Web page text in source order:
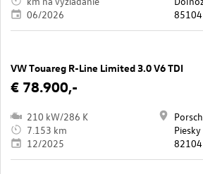
06/2026
VW Touareg R-Line Limited 3.0 V6 TDI
€ 78.900,-
210 kW/286 K
7.153 km
12/2025
Piesky